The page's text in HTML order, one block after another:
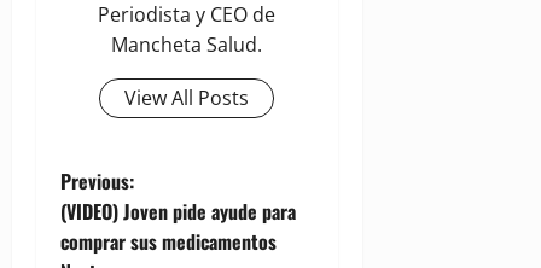
Periodista y CEO de
Mancheta Salud.
View All Posts
P
o
Previous:
(VIDEO) Joven pide ayude para
comprar sus medicamentos